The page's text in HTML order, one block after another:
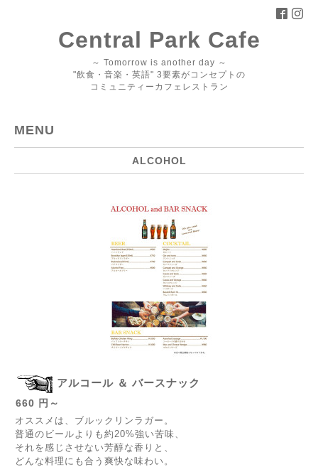
Central Park Cafe
～ Tomorrow is another day ～
"飲食・音楽・英語" 3要素がコンセプトの
コミュニティーカフェレストラン
MENU
ALCOHOL
アルコール ＆ バースナック
660 円～
オススメは、ブルックリンラガー。
普通のビールよりも約20%強い苦味、
それを感じさせない芳醇な香りと、
どんな料理にも合う爽快な味わい。